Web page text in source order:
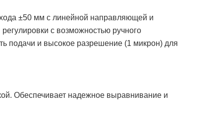
±50 мм с линейной направляющей и
с возможностью ручного
подачи и высокое разрешение (1 микрон) для
Обеспечивает надежное выравнивание и